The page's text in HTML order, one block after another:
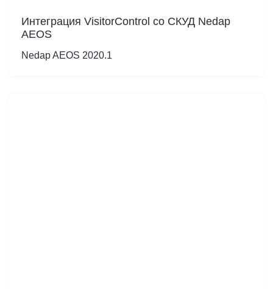
Интеграция VisitorControl cо СКУД Nedap
AEOS
Nedap AEOS 2020.1